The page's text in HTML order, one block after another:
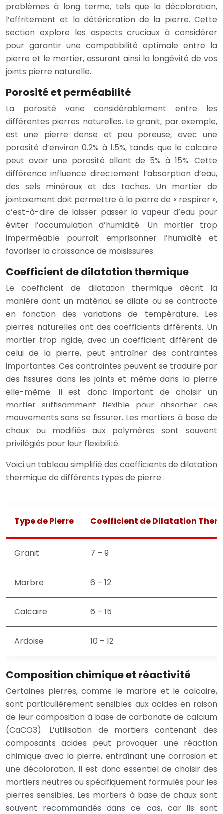
problèmes à long terme, tels que la décoloration,
l’effritement et la détérioration de la pierre. Cette
section explore les aspects cruciaux à considérer
pour garantir une compatibilité optimale entre la
pierre et le mortier, assurant ainsi la longévité de vos
joints pierre naturelle.
Porosité et perméabilité
La porosité varie considérablement entre les
différentes pierres naturelles. Le granit, par exemple,
est une pierre dense et peu poreuse, avec une
porosité d’environ 0.2% à 1.5%, tandis que le calcaire
peut avoir une porosité allant de 5% à 15%. Cette
différence influence directement l’absorption d’eau,
des sels minéraux et des taches. Un mortier de
jointoiement doit permettre à la pierre de « respirer »,
c’est-à-dire de laisser passer la vapeur d’eau pour
éviter l’accumulation d’humidité. Un mortier trop
imperméable pourrait emprisonner l’humidité et
favoriser la croissance de moisissures.
Coefficient de dilatation thermique
Le coefficient de dilatation thermique décrit la
manière dont un matériau se dilate ou se contracte
en fonction des variations de température. Les
pierres naturelles ont des coefficients différents. Un
mortier trop rigide, avec un coefficient différent de
celui de la pierre, peut entraîner des contraintes
importantes. Ces contraintes peuvent se traduire par
des fissures dans les joints et même dans la pierre
elle-même. Il est donc important de choisir un
mortier suffisamment flexible pour absorber ces
mouvements sans se fissurer. Les mortiers à base de
chaux ou modifiés aux polymères sont souvent
privilégiés pour leur flexibilité.
Voici un tableau simplifié des coefficients de dilatation
thermique de différents types de pierre :
Type de Pierre Coefficient de Dilatation
Granit 7 – 9
Marbre 6 – 12
Calcaire 6 – 15
Ardoise 10 – 12
Composition chimique et réactivité
Certaines pierres, comme le marbre et le calcaire,
sont particulièrement sensibles aux acides en raison
de leur composition à base de carbonate de calcium
(CaCO3). L’utilisation de mortiers contenant des
composants acides peut provoquer une réaction
chimique avec la pierre, entraînant une corrosion et
une décoloration. Il est donc essentiel de choisir des
mortiers neutres ou spécifiquement formulés pour les
pierres sensibles. Les mortiers à base de chaux sont
souvent recommandés dans ce cas, car ils sont